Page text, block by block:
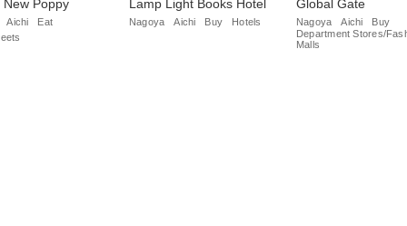
New Poppy
Aichi
Eat
Lamp Light Books Hotel
Nagoya Aichi Buy Hotels
Global Gate
Nagoya Aichi
Buy
Department Stores/
Malls